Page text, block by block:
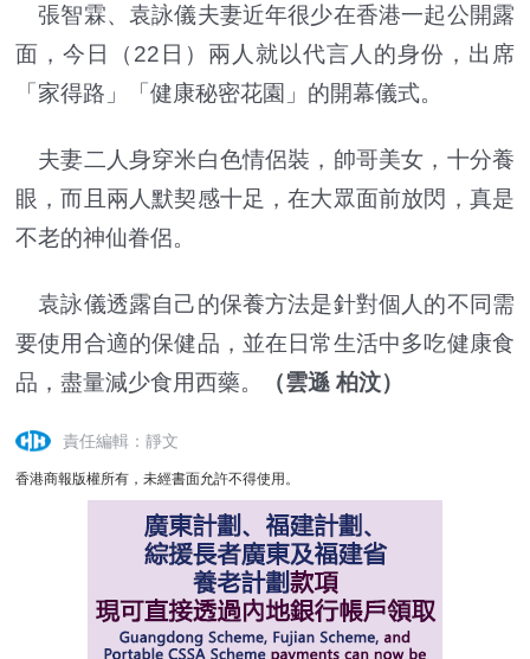
張智霖、袁詠儀夫妻近年很少在香港一起公開露
面，今日（22日）兩人就以代言人的身份，出席
「家得路」「健康秘密花園」的開幕儀式。
夫妻二人身穿米白色情侶裝，帥哥美女，十分養
眼，而且兩人默契感十足，在大眾面前放閃，真是
不老的神仙眷侶。
袁詠儀透露自己的保養方法是針對個人的不同需
要使用合適的保健品，並在日常生活中多吃健康食
品，盡量減少食用西藥。
（雲遜 柏汶）
責任編輯：靜文
香港商報版權所有，未經書面允許不得使用。